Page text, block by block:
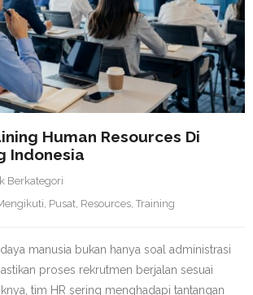
Human Resources Di
Indonesia
Berkategori
Pusat Resources Training
manusia bukan hanya soal administrasi
proses rekrutmen berjalan sesuai
tim HR sering menghadapi tantangan